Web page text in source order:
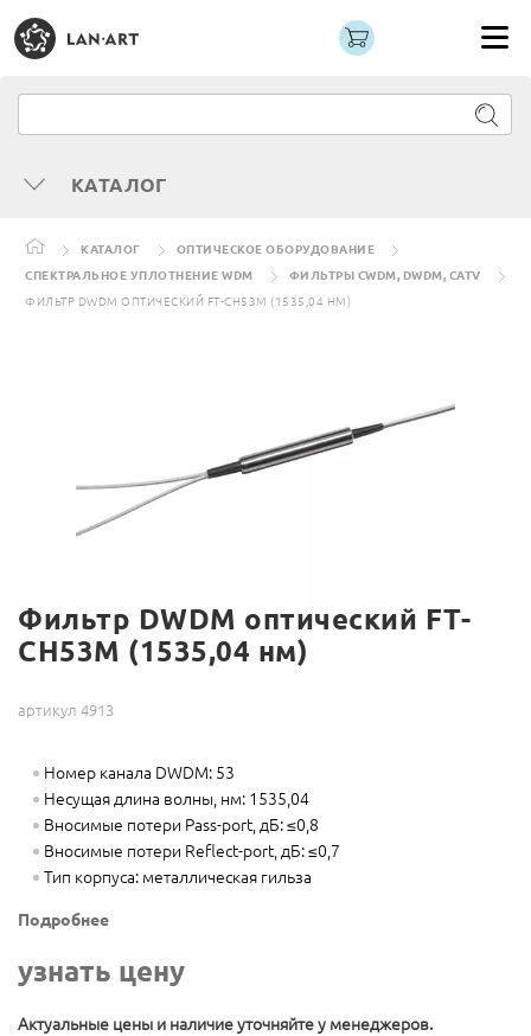
КАТАЛОГ
КАТАЛОГ
ОПТИЧЕСКОЕ ОБОРУДОВАНИЕ
СПЕКТРАЛЬНОЕ УПЛОТНЕНИЕ WDM
ФИЛЬТРЫ CWDM, DWDM, CATV
ФИЛЬТР DWDM ОПТИЧЕСКИЙ FT-CH53M (1535,04 НМ)
Фильтр DWDM оптический FT-
CH53M (1535,04 нм)
артикул 4913
Номер канала DWDM: 53
Несущая длина волны, нм: 1535,04
Вносимые потери Pass-port, дБ: ≤0,8
Вносимые потери Reflect-port, дБ: ≤0,7
Тип корпуса: металлическая гильза
Подробнее
узнать цену
Актуальные цены и наличие уточняйте у менеджеров.